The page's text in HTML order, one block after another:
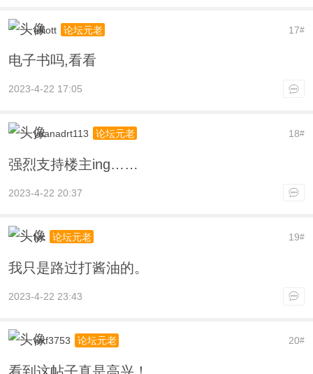
17#
elliott 论坛元老
电子书吗,看看
2023-4-22 17:05
18#
yuanadrt113 论坛元老
强烈支持楼主ing……
2023-4-22 20:37
19#
lyc 论坛元老
我只是路过打酱油的。
2023-4-22 23:43
20#
wxf3753 论坛元老